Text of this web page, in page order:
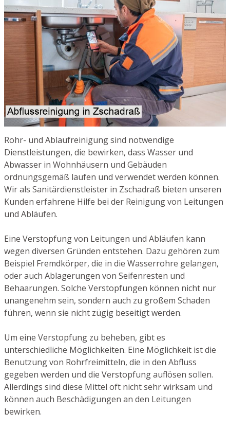
Rohr- und Ablaufreinigung sind notwendige
Dienstleistungen, die bewirken, dass Wasser und
Abwasser in Wohnhäusern und Gebäuden
ordnungsgemäß laufen und verwendet werden können.
Wir als Sanitärdienstleister in Zschadraß bieten unseren
Kunden erfahrene Hilfe bei der Reinigung von Leitungen
und Abläufen.
Eine Verstopfung von Leitungen und Abläufen kann
wegen diversen Gründen entstehen. Dazu gehören zum
Beispiel Fremdkörper, die in die Wasserrohre gelangen,
oder auch Ablagerungen von Seifenresten und
Behaarungen. Solche Verstopfungen können nicht nur
unangenehm sein, sondern auch zu großem Schaden
führen, wenn sie nicht zügig beseitigt werden.
Um eine Verstopfung zu beheben, gibt es
unterschiedliche Möglichkeiten. Eine Möglichkeit ist die
Benutzung von Rohrfreimitteln, die in den Abfluss
gegeben werden und die Verstopfung auflösen sollen.
Allerdings sind diese Mittel oft nicht sehr wirksam und
können auch Beschädigungen an den Leitungen
bewirken.